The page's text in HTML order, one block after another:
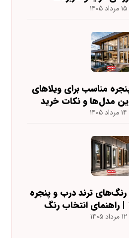
۱۵ مرداد ۱۴۰۵
مناسب برای ویلاهای
مدل‌ها و نکات خرید
۱۴ مرداد ۱۴۰۵
ترند درب و پنجره
۱۲ مرداد ۱۴۰۵